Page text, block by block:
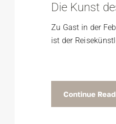
Die Kunst
Zu Gast in der
ist der
Continue